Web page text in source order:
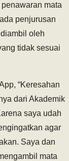
mata
penjurusan
oleh
tidak sesuai
“Keresahan
dari Akademik
saya udah
agar
Saya dan
mata